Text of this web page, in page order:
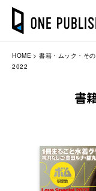
HOME 書籍・ムック・そ
2022
書